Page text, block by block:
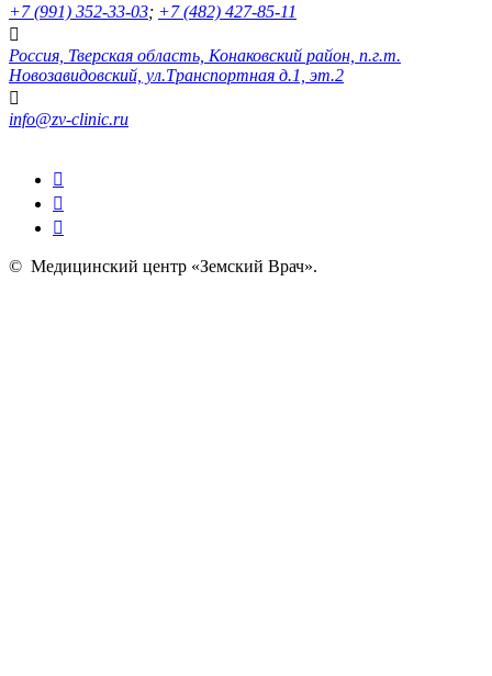
+7 (991) 352-33-03; +7 (482) 427-85-11
Россия, Тверская область, Конаковский район, п.г.т.
Новозавидовский, ул.Транспортная д.1, эт.2
info@zv-clinic.ru
© Медицинский центр «Земский Врач».